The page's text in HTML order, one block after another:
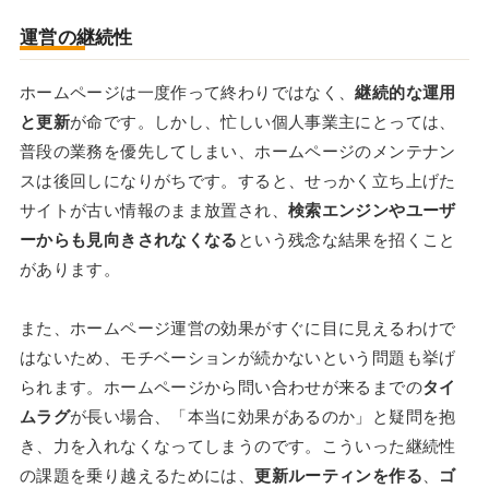
運営の継続性
ホームページは一度作って終わりではなく、継続的な運用
と更新が命です。しかし、忙しい個人事業主にとっては、
普段の業務を優先してしまい、ホームページのメンテナン
スは後回しになりがちです。すると、せっかく立ち上げた
サイトが古い情報のまま放置され、 検索エンジンやユーザ
ーからも見向きされなくなる という残念な結果を招くこと
があります。
また、ホームページ運営の効果がすぐに目に見えるわけで
はないため、モチベーションが続かないという問題も挙げ
られます。ホームページから問い合わせが来るまでのタイ
ムラグが長い場合、「本当に効果があるのか」と疑問を抱
き、力を入れなくなってしまうのです。こういった継続性
の課題を乗り越えるためには、更新ルーティンを作る
ゴ